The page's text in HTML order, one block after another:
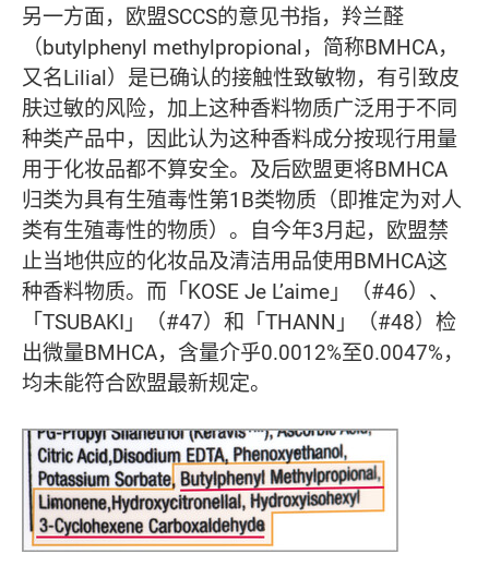
另一方面，欧盟SCCS的意见书指，羚兰醛
（butylphenyl methylpropional，简称BMHCA，
又名Lilial）是已确认的接触性致敏物，有引致皮
肤过敏的风险，加上这种香料物质广泛用于不同
种类产品中，因此认为这种香料成分按现行用量
用于化妆品都不算安全。及后欧盟更将BMHCA
归类为具有生殖毒性第1B类物质（即推定为对人
类有生殖毒性的物质）。自今年3月起，欧盟禁
止当地供应的化妆品及清洁用品使用BMHCA这
种香料物质。而「KOSE Je L’aime」（#46）、
「TSUBAKI」（#47）和「THANN」（#48）检
出微量BMHCA，含量介乎0.0012%至0.0047%，
均未能符合欧盟最新规定。